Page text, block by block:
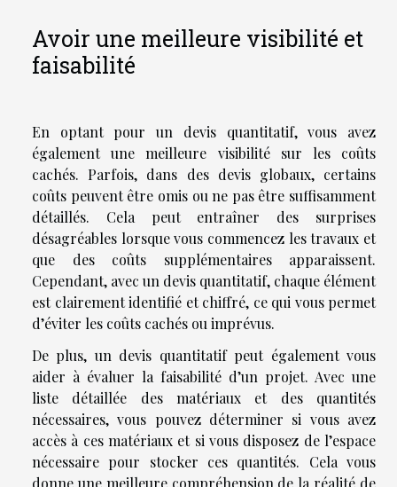
Avoir une meilleure visibilité et
faisabilité
En optant pour un devis quantitatif, vous avez
également une meilleure visibilité sur les coûts
cachés. Parfois, dans des devis globaux, certains
coûts peuvent être omis ou ne pas être suffisamment
détaillés. Cela peut entraîner des surprises
désagréables lorsque vous commencez les travaux et
que des coûts supplémentaires apparaissent.
Cependant, avec un devis quantitatif, chaque élément
est clairement identifié et chiffré, ce qui vous permet
d’éviter les coûts cachés ou imprévus.
De plus, un devis quantitatif peut également vous
aider à évaluer la faisabilité d’un projet. Avec une
liste détaillée des matériaux et des quantités
nécessaires, vous pouvez déterminer si vous avez
accès à ces matériaux et si vous disposez de l’espace
nécessaire pour stocker ces quantités. Cela vous
donne une meilleure compréhension de la réalité de